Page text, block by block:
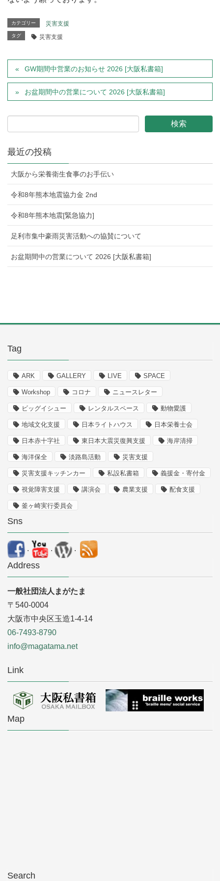
カテゴリー 災害支援
タグ 災害支援
GW期間中営業のお知らせ 2026 [大阪私書箱]
お盆期間中の営業について 2026 [大阪私書箱]
最近の投稿
大阪から栄養衛生食事のお手伝い
令和8年熊本地震協力金 2nd
令和8年熊本地震[緊急協力]
足利市集中豪雨災害活動への協賛について
お盆期間中の営業について 2026 [大阪私書箱]
Tag
ARK GALLERY LIVE SPACE
Workshop コロナ ニュースレター
ビッグイシュー レンタルスペース 動物愛護
地域文化支援 日本ライトハウス 日本栄養士会
日本赤十字社 東日本大震災復興支援 海岸清掃
海洋保全 淡路島活動 災害支援
災害支援キッチンカー 私設私書箱 義援金・寄付金
視覚障害支援 講演会 農業支援 配食支援
釜ヶ崎実行委員会
Sns
. . .
Address
一般社団法人まがたま
〒540-0004
大阪市中央区玉造1-4-14
06-7493-8790
info@magatama.net
Link
Map
Search